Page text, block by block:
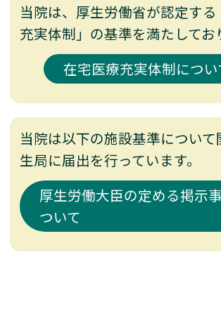
当院は、厚生労働省が認定す
充実体制」の基準を満たしてお
在宅医療充実体制につい
当院は以下の施設基準につい
生局に届出を行っています。
厚生労働大臣の定める掲示
ついて